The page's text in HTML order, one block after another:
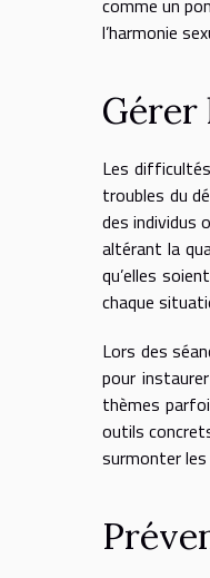
l’harmonie
Gérer
Les
troubles du
des individus
altérant la
qu’elles
chaque
Lors des
pour
thèmes
outils
surmonter les